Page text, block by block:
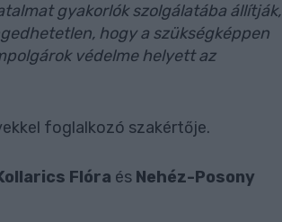
gyakorlók szolgálatába állítják,
hogy a szükségképpen
védelme helyett az
foglalkozó szakértője.
Flóra és Nehéz-Posony